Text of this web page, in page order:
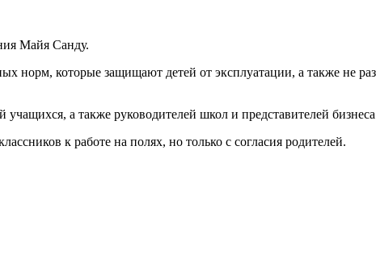
Майя Санду.
норм, которые защищают детей от эксплуатации, а также не
а также руководителей школ и представителей
к работе на полях, но только с согласия родителей.